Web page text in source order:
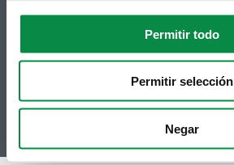
Permitir todo
Permitir selección
Negar
Twitter
RSS
Instagram
Mapa web
Contacto
Hemeroteca